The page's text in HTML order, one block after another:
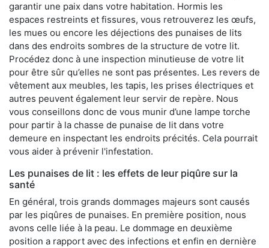
garantir une paix dans votre habitation. Hormis les
espaces restreints et fissures, vous retrouverez les œufs,
les mues ou encore les déjections des punaises de lits
dans des endroits sombres de la structure de votre lit.
Procédez donc à une inspection minutieuse de votre lit
pour être sûr qu’elles ne sont pas présentes. Les revers de
vêtement aux meubles, les tapis, les prises électriques et
autres peuvent également leur servir de repère. Nous
vous conseillons donc de vous munir d’une lampe torche
pour partir à la chasse de punaise de lit dans votre
demeure en inspectant les endroits précités. Cela pourrait
vous aider à prévenir l'infestation.
Les punaises de lit : les effets de leur piqûre sur la
santé
En général, trois grands dommages majeurs sont causés
par les piqûres de punaises. En première position, nous
avons celle liée à la peau. Le dommage en deuxième
position a rapport avec des infections et enfin en dernière